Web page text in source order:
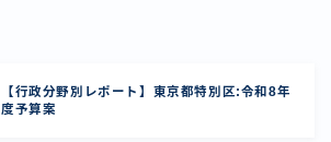
【行政分野別レポート】東京都特別区:令和8年
度予算案